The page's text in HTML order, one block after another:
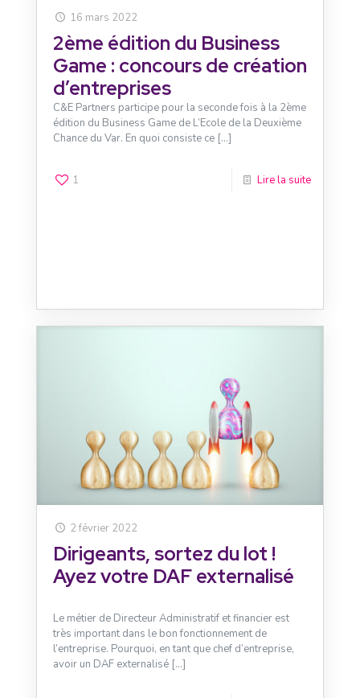
16 mars 2022
2ème édition du Business
Game : concours de création
d’entreprises
C&E Partners participe pour la seconde fois à la 2ème
édition du Business Game de L’Ecole de la Deuxième
Chance du Var. En quoi consiste ce […]
1 Lire la suite
2 février 2022
Dirigeants, sortez du lot !
Ayez votre DAF externalisé
Le métier de Directeur Administratif et financier est
très important dans le bon fonctionnement de
l’entreprise. Pourquoi, en tant que chef d’entreprise,
avoir un DAF externalisé […]